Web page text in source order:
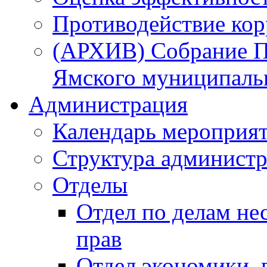
Противодействие
(АРХИВ) Собрание
Ямского
Администрация
Календарь
Структура
Отделы
Отдел по делам
прав